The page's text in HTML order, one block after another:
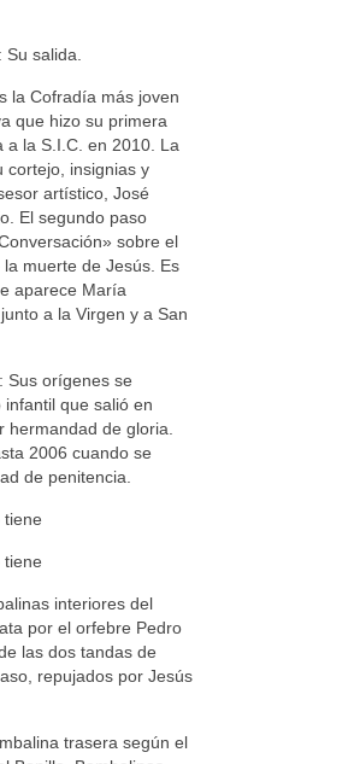
Su salida.
la Cofradía más joven
que hizo su primera
a la S.I.C. en 2010. La
cortejo, insignias y
artístico, José
El segundo paso
sobre el
muerte de Jesús. Es
aparece María
a la Virgen y a San
Sus orígenes se
que salió en
hermandad de gloria.
2006 cuando se
de penitencia.
tiene
tiene
interiores del
por el orfebre Pedro
las dos tandas de
repujados por Jesús
trasera según el